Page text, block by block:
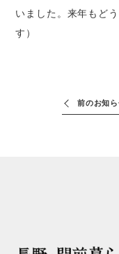
いました。来年もど
す）
前のお知